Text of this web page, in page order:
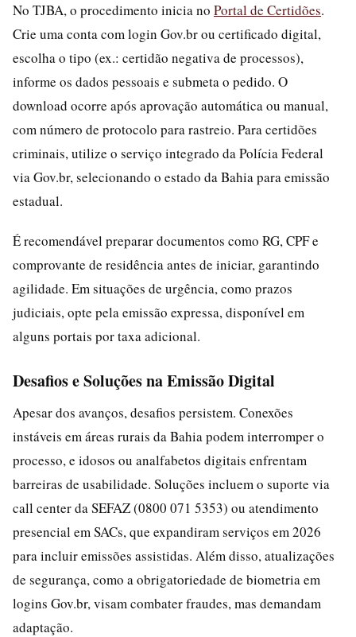
No TJBA, o procedimento inicia no Portal de Certidões.
Crie uma conta com login Gov.br ou certificado digital,
escolha o tipo (ex.: certidão negativa de processos),
informe os dados pessoais e submeta o pedido. O
download ocorre após aprovação automática ou manual,
com número de protocolo para rastreio. Para certidões
criminais, utilize o serviço integrado da Polícia Federal
via Gov.br, selecionando o estado da Bahia para emissão
estadual.
É recomendável preparar documentos como RG, CPF e
comprovante de residência antes de iniciar, garantindo
agilidade. Em situações de urgência, como prazos
judiciais, opte pela emissão expressa, disponível em
alguns portais por taxa adicional.
Desafios e Soluções na Emissão Digital
Apesar dos avanços, desafios persistem. Conexões
instáveis em áreas rurais da Bahia podem interromper o
processo, e idosos ou analfabetos digitais enfrentam
barreiras de usabilidade. Soluções incluem o suporte via
call center da SEFAZ (0800 071 5353) ou atendimento
presencial em SACs, que expandiram serviços em 2026
para incluir emissões assistidas. Além disso, atualizações
de segurança, como a obrigatoriedade de biometria em
logins Gov.br, visam combater fraudes, mas demandam
adaptação.